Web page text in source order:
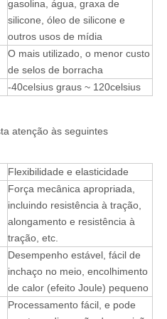
gasolina, água, graxa de
silicone, óleo de silicone e
outros usos de mídia
O mais utilizado, o menor custo
de selos de borracha
-40celsius graus ~ 120celsius
atenção às seguintes
Flexibilidade e elasticidade
Força mecânica apropriada,
incluindo resistência à tração,
alongamento e resistência à
tração, etc.
Desempenho estável, fácil de
inchaço no meio, encolhimento
de calor (efeito Joule) pequeno
Processamento fácil, e pode